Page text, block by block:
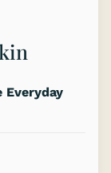
Everyday
ISLANDS